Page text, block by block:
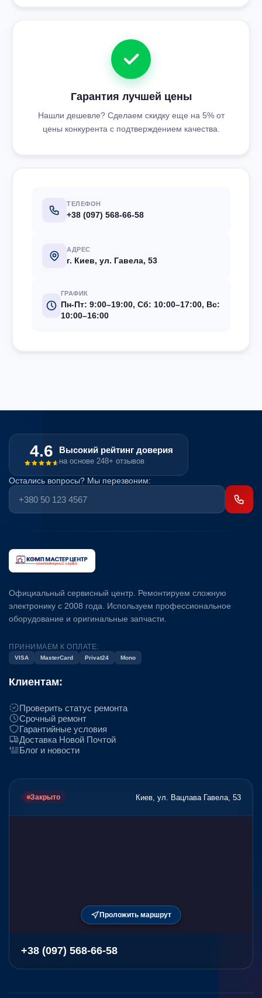
Гарантия лучшей цены
Нашли дешевле? Сделаем скидку еще на 5% от
цены конкурента с подтверждением качества.
ТЕЛЕФОН
+38 (097) 568-66-58
АДРЕС
г. Киев, ул. Гавела, 53
ГРАФИК
Пн-Пт: 9:00–19:00, Сб: 10:00–17:00, Вс:
10:00–16:00
4.6 Высокий рейтинг доверия
на основе 248+ отзывов
Остались вопросы? Мы перезвоним:
Официальный сервисный центр. Ремонтируем сложную
электронику с 2008 года. Используем профессиональное
оборудование и оригинальные запчасти.
ПРИНИМАЕМ К ОПЛАТЕ:
VISA MasterCard Privat24 Mono
Клиентам:
Проверить статус ремонта
Срочный ремонт
Гарантийные условия
Доставка Новой Почтой
Блог и новости
Закрыто Киев, ул. Вацлава Гавела, 53
Проложить маршрут
+38 (097) 568-66-58